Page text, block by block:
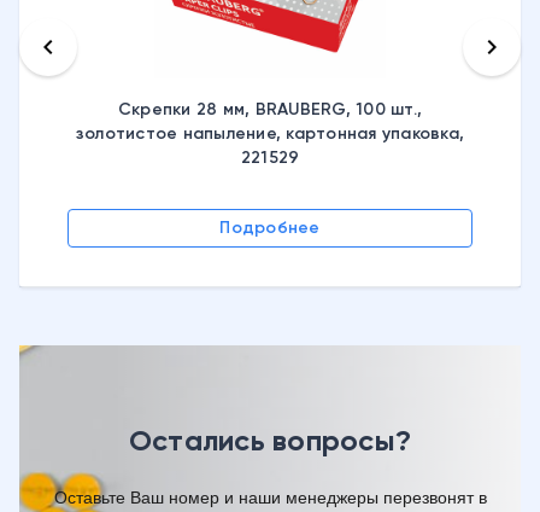
Скрепки 28 мм, BRAUBERG, 100 шт.,
золотистое напыление, картонная упаковка,
221529
Подробнее
keyboard_arrow_left keyboard_arrow_right
Остались вопросы?
Оставьте Ваш номер и наши менеджеры перезвонят в